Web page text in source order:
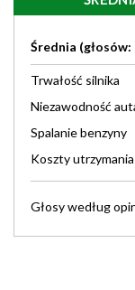
Średnia (głosów:
Trwałość silnika
Niezawodność
Spalanie benzyny
Koszty utrzymania
Głosy według